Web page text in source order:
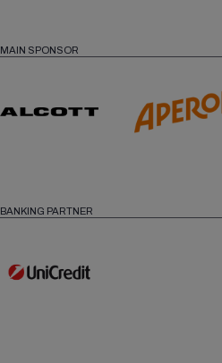
MAIN SPONSOR
BANKING PARTNER